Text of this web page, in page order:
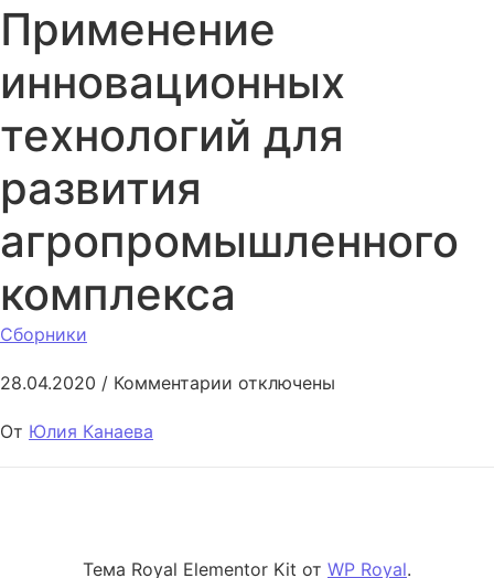
Применение
инновационных
технологий для
развития
агропромышленного
комплекса
Сборники
28.04.2020 / Комментарии к записи Применение
отключены
От Юлия Канаева
Тема Royal Elementor Kit от WP Royal.